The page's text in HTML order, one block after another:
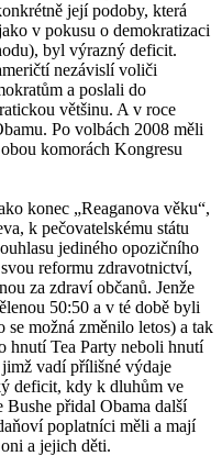
její podoby, která
v pokusu o demokratizaci
byl výrazný deficit.
nezávislí voliči
a poslali do
většinu. A v roce
Po volbách 2008 měli
komorách Kongresu
konec „Reaganova věku“,
k pečovatelskému státu
jediného opozičního
reformu zdravotnictví,
za zdraví občanů. Jenže
50:50 a v té době byli
se možná změnilo letos) a tak
hnutí Tea Party neboli hnutí
vadí přílišné výdaje
deficit, kdy k dluhům ve
přidal Obama další
poplatníci měli a mají
a jejich děti.